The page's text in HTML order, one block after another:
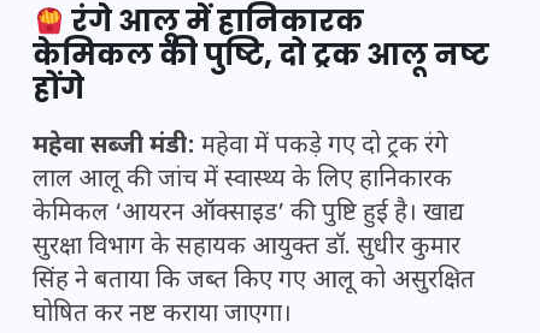
रंगे आलू में हानिकारक
केमिकल की पुष्टि, दो ट्रक आलू नष्ट
होंगे
महेवा सब्जी मंडी: महेवा में पकड़े गए दो ट्रक रंगे
लाल आलू की जांच में स्वास्थ्य के लिए हानिकारक
केमिकल ‘आयरन ऑक्साइड’ की पुष्टि हुई है। खाद्य
सुरक्षा विभाग के सहायक आयुक्त डॉ. सुधीर कुमार
सिंह ने बताया कि जब्त किए गए आलू को असुरक्षित
घोषित कर नष्ट कराया जाएगा।